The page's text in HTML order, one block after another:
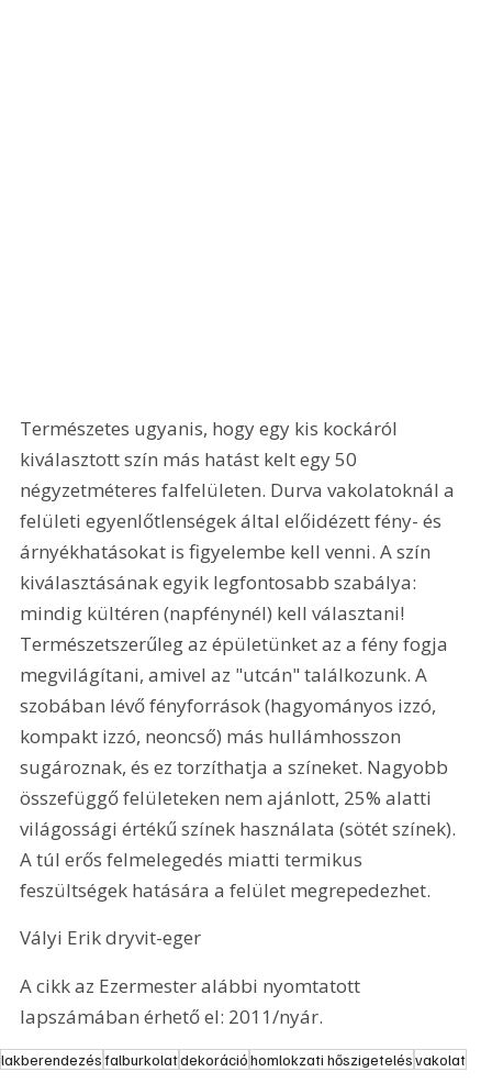
Természetes ugyanis, hogy egy kis kockáról
kiválasztott szín más hatást kelt egy 50
négyzetméteres falfelületen. Durva vakolatoknál a
felületi egyenlőtlenségek által előidézett fény- és
árnyékhatásokat is figyelembe kell venni. A szín
kiválasztásának egyik legfontosabb szabálya:
mindig kültéren (napfénynél) kell választani!
Természetszerűleg az épületünket az a fény fogja
megvilágítani, amivel az "utcán" találkozunk. A
szobában lévő fényforrások (hagyományos izzó,
kompakt izzó, neoncső) más hullámhosszon
sugároznak, és ez torzíthatja a színeket. Nagyobb
összefüggő felületeken nem ajánlott, 25% alatti
világossági értékű színek használata (sötét színek).
A túl erős felmelegedés miatti termikus
feszültségek hatására a felület megrepedezhet.
Vályi Erik dryvit-eger
A cikk az Ezermester alábbi nyomtatott
lapszámában érhető el: 2011/nyár.
lakberendezésfalburkolatdekorációhomlokzati hőszigetelésvakolat